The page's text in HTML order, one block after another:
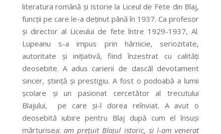
literatura română şi istorie la Liceul de Fete din Blaj,
funcţii pe care le-a deţinut până în 1937. Ca profesor
şi director al Liceului de fete între 1929-1937, Al.
Lupeanu s-a impus prin hărnicie, seriozitate,
autoritate şi iniţiativă, fiind înzestrat cu calităţi
deosebite. A adus carierii de dascăl devotament
sincer, ştiinţă şi prestigiu. A fost o podoabă a lumii
şcolare şi un pasionat cercetător al trecutului
Blajului, pe care şi-l dorea reînviat. A avut o
deosebită iubire pentru Blaj după cum el însuşi
mărturisea: am preţuit Blajul istoric, şi l-am venerat